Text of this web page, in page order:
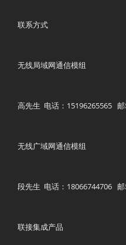
联系方式
无线局域网通信模组
高先生 电话：15196265565
无线广域网通信模组
段先生 电话：18066744706
联接集成产品